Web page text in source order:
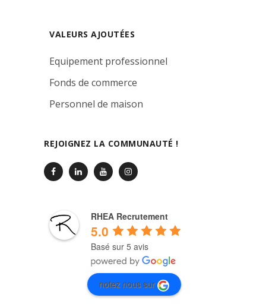
VALEURS AJOUTÉES
Equipement professionnel
Fonds de commerce
Personnel de maison
REJOIGNEZ LA COMMUNAUTÉ !
RHEA Recrutement
5.0
Basé sur 5 avis
notez nous sur